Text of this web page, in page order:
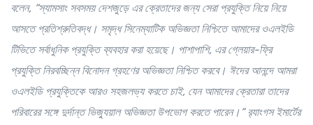
বলেন, “স্যামসাং সবসময় দেশজুড়ে এর ক্রেতাদের জন্য সেরা প্রযুক্তি নিয়ে নিয়ে
আসতে প্রতিশ্রুতিবদ্ধ। সমৃদ্ধ সিনেম্যাটিক অভিজ্ঞতা নিশ্চিতে আমাদের ওএলইডি
টিভিতে সর্বাধুনিক প্রযুক্তি ব্যবহার করা হয়েছে। পাশাপাশি, এর গ্লেয়ার-ফ্রি
প্রযুক্তি নিরবচ্ছিন্ন বিনোদন গ্রহণের অভিজ্ঞতা নিশ্চিত করবে। ঈদের আনন্দে আমরা
ওএলইডি প্রযুক্তিকে আরও সহজলভ্য করতে চাই, যেন আমাদের ক্রেতারা তাদের
পরিবারের সঙ্গে দুর্দান্ত ভিজ্যুয়াল অভিজ্ঞতা উপভোগ করতে পারেন।” র‌্যাংগস ইমার্টের